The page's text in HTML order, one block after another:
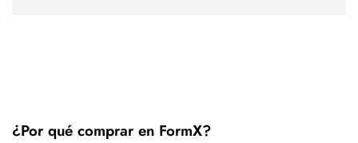
¿Por qué comprar en FormX?